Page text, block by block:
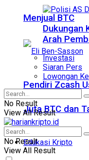
Menjual BTC
Pendiri Zcash
Juta BTC dan
Edukasi Kripto
Dukungan
Arah
Investasi
Siaran Pers
Lowongan
No Result
View All Result
No Result
View All Result